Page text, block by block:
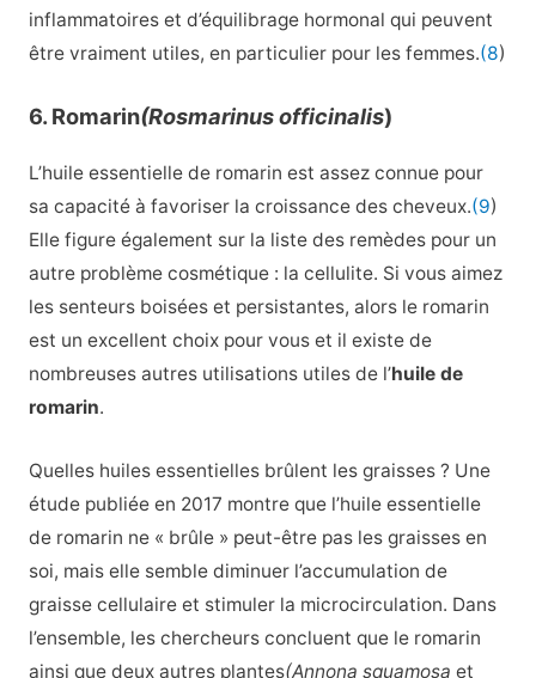
inflammatoires et d’équilibrage hormonal qui peuvent
être vraiment utiles, en particulier pour les femmes.(8)
6. Romarin(Rosmarinus officinalis)
L’huile essentielle de romarin est assez connue pour
sa capacité à favoriser la croissance des cheveux.(9)
Elle figure également sur la liste des remèdes pour un
autre problème cosmétique : la cellulite. Si vous aimez
les senteurs boisées et persistantes, alors le romarin
est un excellent choix pour vous et il existe de
nombreuses autres utilisations utiles de l’huile de
romarin.
Quelles huiles essentielles brûlent les graisses ? Une
étude publiée en 2017 montre que l’huile essentielle
de romarin ne « brûle » peut-être pas les graisses en
soi, mais elle semble diminuer l’accumulation de
graisse cellulaire et stimuler la microcirculation. Dans
l’ensemble, les chercheurs concluent que le romarin
ainsi que deux autres plantes(Annona squamosa et